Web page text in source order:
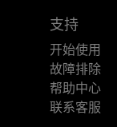
支持
开始使用
故障排除
帮助中心
联系客服